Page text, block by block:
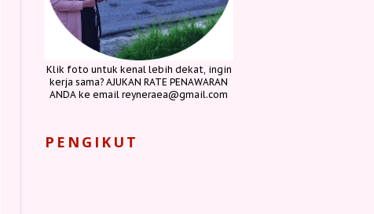
Klik foto untuk kenal lebih dekat, ingin
kerja sama? AJUKAN RATE PENAWARAN
ANDA ke email reyneraea@gmail.com
PENGIKUT